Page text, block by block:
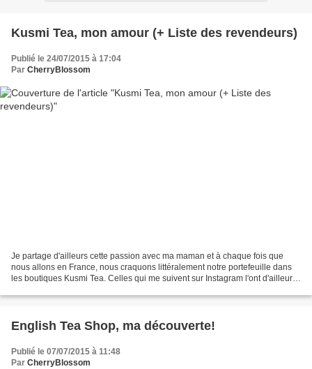
Kusmi Tea, mon amour (+ Liste des revendeurs)
Publié le 24/07/2015 à 17:04
Par CherryBlossom
Je partage d'ailleurs cette passion avec ma maman et à chaque fois que
nous allons en France, nous craquons littéralement notre portefeuille dans
les boutiques Kusmi Tea. Celles qui me suivent sur Instagram l'ont d'ailleurs
English Tea Shop, ma découverte!
Publié le 07/07/2015 à 11:48
Par CherryBlossom